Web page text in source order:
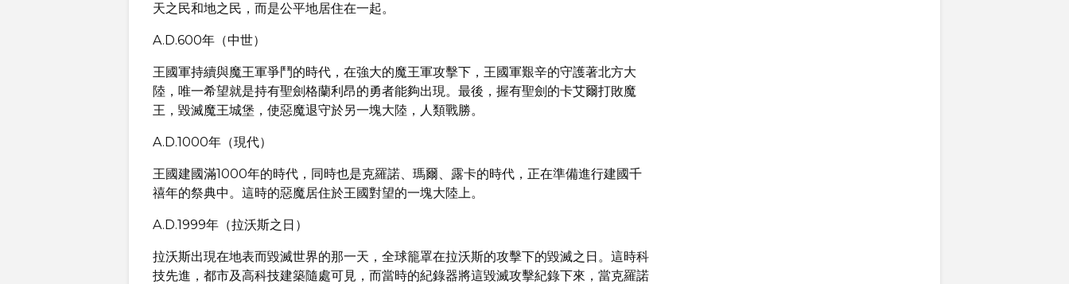
天之民和地之民，而是公平地居住在一起。
A.D.600年（中世）
王國軍持續與魔王軍爭鬥的時代，在強大的魔王軍攻擊下，王國軍艱辛的守護著北方大
陸，唯一希望就是持有聖劍格蘭利昂的勇者能夠出現。最後，握有聖劍的卡艾爾打敗魔
王，毀滅魔王城堡，使惡魔退守於另一塊大陸，人類戰勝。
A.D.1000年（現代）
王國建國滿1000年的時代，同時也是克羅諾、瑪爾、露卡的時代，正在準備進行建國千
禧年的祭典中。這時的惡魔居住於王國對望的一塊大陸上。
A.D.1999年（拉沃斯之日）
拉沃斯出現在地表而毀滅世界的那一天，全球籠罩在拉沃斯的攻擊下的毀滅之日。這時科
技先進，都市及高科技建築隨處可見，而當時的紀錄器將這毀滅攻擊紀錄下來，當克羅諾